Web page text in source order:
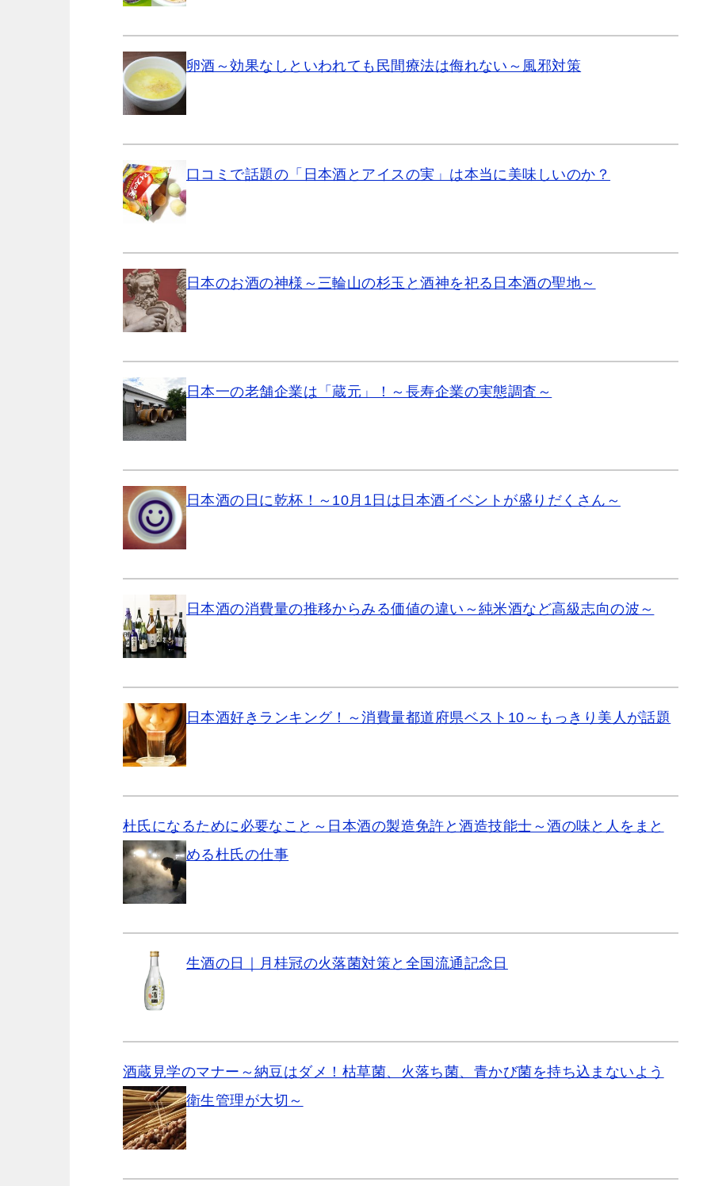
卵酒～効果なしといわれても民間療法は侮れない～風邪対策
口コミで話題の「日本酒とアイスの実」は本当に美味しいのか？
日本のお酒の神様～三輪山の杉玉と酒神を祀る日本酒の聖地～
日本一の老舗企業は「蔵元」！～長寿企業の実態調査～
日本酒の日に乾杯！～10月1日は日本酒イベントが盛りだくさん～
日本酒の消費量の推移からみる価値の違い～純米酒など高級志向の波～
日本酒好きランキング！～消費量都道府県ベスト10～もっきり美人が話題
杜氏になるために必要なこと～日本酒の製造免許と酒造技能士～酒の味と人をまと
める杜氏の仕事
生酒の日｜月桂冠の火落菌対策と全国流通記念日
酒蔵見学のマナー～納豆はダメ！枯草菌、火落ち菌、青かび菌を持ち込まないよう
衛生管理が大切～